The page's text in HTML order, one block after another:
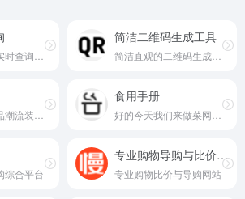
简洁二维码生成工具
食用手册
综合平台
专业购物导购与比价网站
专业购物比价与导购网站